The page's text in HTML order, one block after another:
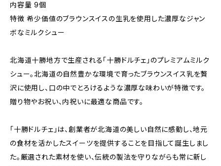
内容量 9個
特徴 希少価値のブラウンスイスの生乳を使用した濃厚なジャン
ボなミルクシュー
北海道十勝地方で生産される「十勝ドルチェ」のプレミアムミルク
シュー。北海道の自然豊かな環境で育ったブラウンスイス乳を贅
沢に使用し、口の中でとろけるような濃厚な味わいが特徴です。
贈り物やお祝い、内祝いに最適な商品です。
「十勝ドルチェ」は、創業者が北海道の美しい自然に感動し、地元
の食材を活かしたスイーツを提供することを目指して誕生しまし
た。厳選された素材を使い、伝統の製法を守りながらも常に新し